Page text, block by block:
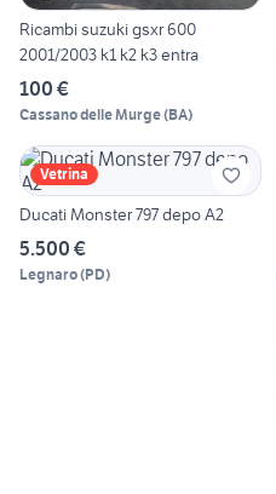
Ricambi suzuki gsxr 600
2001/2003 k1 k2 k3 entra
100 €
Cassano delle Murge(BA)
Vetrina
Ducati Monster 797 depo A2
5.500 €
Legnaro(PD)